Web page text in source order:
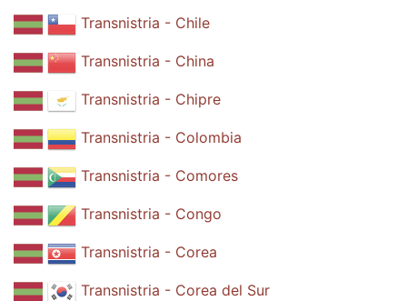
Transnistria - Chile
Transnistria - China
Transnistria - Chipre
Transnistria - Colombia
Transnistria - Comores
Transnistria - Congo
Transnistria - Corea
Transnistria - Corea del Sur